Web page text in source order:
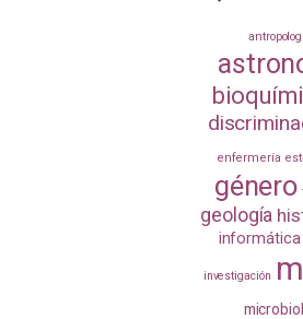
enfermería
género
geología
informática
investigación